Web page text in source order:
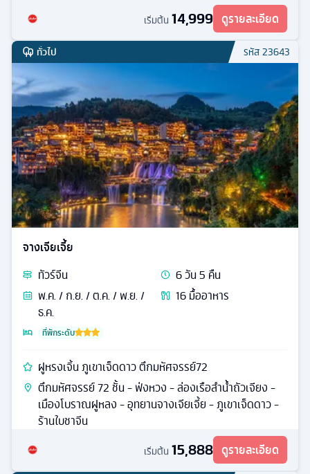
เริ่มต้น 14,999 ดูรายละเอียด
ทั่วไป รหัส23643
จางเจียเจี้ย
ทัวร์จีน 6วัน5 คืน
พ.ค. / ก.ย. / ต.ค. / พ.ย. /
ธ.ค.
16มื้ออาหาร
ที่พักระดับ
ฝูหรงเจิ้น ภูเขาเจ็ดดาว ตึกมหัศจรรย์72
ตึกมหัศจรรย์ 72 ชั้น - ฟ่งหวง - ล่องเรือลําน้ำถัวเจียง -
เมืองโบราณฝูหลง - อุทยานจางเจียเจี้ย - ภูเขาเจ็ดดาว -
ร้านใบชาจีน
เริ่มต้น 15,888 ดูรายละเอียด